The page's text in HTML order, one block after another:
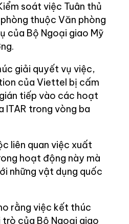
soát việc Tuân thủ
thuộc Văn phòng
của Bộ Ngoại giao Mỹ
giải quyết vụ việc,
của Viettel bị cấm
tiếp vào các hoạt
ITAR trong vòng ba
liên quan việc xuất
hoạt động này mà
những vật dụng quốc
rằng việc kết thúc
của Bộ Ngoại giao